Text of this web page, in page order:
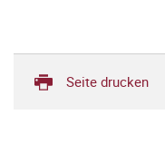
Seite drucken